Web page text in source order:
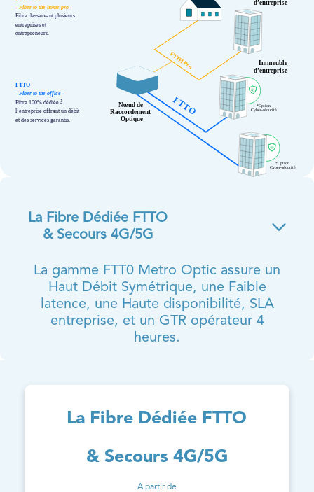
La Fibre Dédiée FTTO
& Secours 4G/5G
La gamme FTT0 Metro Optic assure un
Haut Débit Symétrique, une Faible
latence, une Haute disponibilité, SLA
entreprise, et un GTR opérateur 4
heures.
La Fibre Dédiée FTTO
& Secours 4G/5G
A partir de